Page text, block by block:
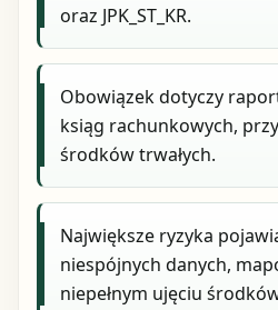
oraz JPK_ST_KR.
Obowiązek dotyczy
ksiąg rachunkowych,
środków trwałych.
Największe ryzyka
niespójnych danych,
niepełnym ujęciu